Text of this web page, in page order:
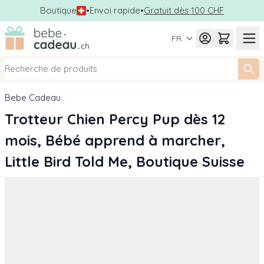
Boutique •Envoi rapide•Gratuit dès 100 CHF
Allez au contenu
FR
Bebe Cadeau
Trotteur Chien Percy Pup dès 12
mois, Bébé apprend à marcher,
Little Bird Told Me, Boutique Suisse